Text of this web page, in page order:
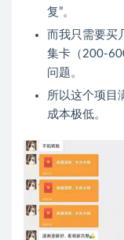
复”。
而我只需要买
集卡（200-
问题。
所以这个项目
成本极低。